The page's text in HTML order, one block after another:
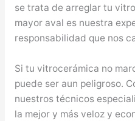
se trata de arreglar tu
mayor aval es nuestra
responsabilidad que nos
Si tu vitrocerámica no
puede ser aun peligroso.
nuestros técnicos
la mejor y más veloz y